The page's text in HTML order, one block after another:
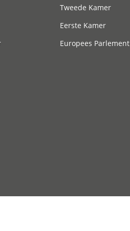
Tweede Kamer
Eerste Kamer
Europees Parlement